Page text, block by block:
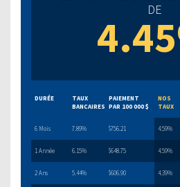
DE
DURÉE
TAUX
BANCAIRES
PAIEMENT
PAR 100 000 $
NOS
TAUX
6 Mois 7.89% $756.21 4.59%
1 Année 6.15% $648.75 4.59%
2 Ans 5.44% $606.90 4.39%